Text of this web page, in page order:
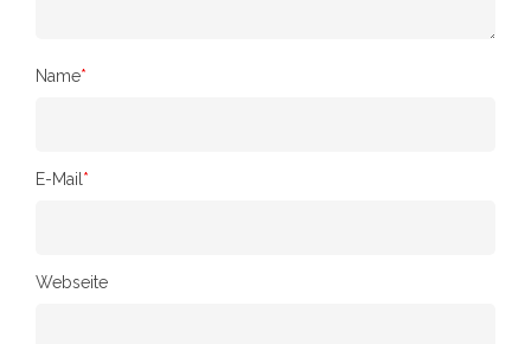
Name*
E-Mail *
Webseite